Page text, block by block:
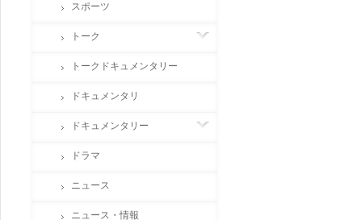
スポーツ
トーク
トークドキュメンタリー
ドキュメンタリ
ドキュメンタリー
ドラマ
ニュース
ニュース・情報